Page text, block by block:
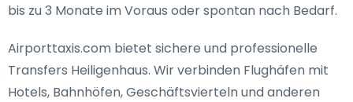
bis zu 3 Monate im Voraus oder spontan nach Bedarf.
Airporttaxis.com bietet sichere und professionelle
Transfers Heiligenhaus. Wir verbinden Flughäfen mit
Hotels, Bahnhöfen, Geschäftsvierteln und anderen